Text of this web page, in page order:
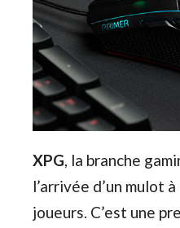
XPG, la branche
l’arrivée d’un mulot
joueurs. C’est une